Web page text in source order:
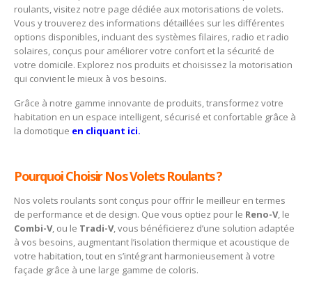
roulants, visitez notre page dédiée aux motorisations de volets.
Vous y trouverez des informations détaillées sur les différentes
options disponibles, incluant des systèmes filaires, radio et radio
solaires, conçus pour améliorer votre confort et la sécurité de
votre domicile. Explorez nos produits et choisissez la motorisation
qui convient le mieux à vos besoins.
Grâce à notre gamme innovante de produits, transformez votre
habitation en un espace intelligent, sécurisé et confortable grâce à
la domotique en cliquant ici.
Pourquoi Choisir Nos Volets Roulants ?
Nos volets roulants sont conçus pour offrir le meilleur en termes
de performance et de design. Que vous optiez pour le Reno-V, le
Combi-V, ou le Tradi-V, vous bénéficierez d’une solution adaptée
à vos besoins, augmentant l’isolation thermique et acoustique de
votre habitation, tout en s’intégrant harmonieusement à votre
façade grâce à une large gamme de coloris.